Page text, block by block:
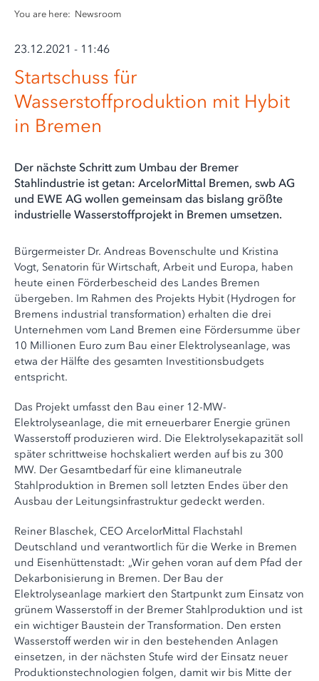
You are here: Newsroom
23.12.2021 - 11:46
Startschuss für
Wasserstoffproduktion mit Hybit
in Bremen
Der nächste Schritt zum Umbau der Bremer
Stahlindustrie ist getan: ArcelorMittal Bremen, swb AG
und EWE AG wollen gemeinsam das bislang größte
industrielle Wasserstoffprojekt in Bremen umsetzen.
Bürgermeister Dr. Andreas Bovenschulte und Kristina
Vogt, Senatorin für Wirtschaft, Arbeit und Europa, haben
heute einen Förderbescheid des Landes Bremen
übergeben. Im Rahmen des Projekts Hybit (Hydrogen for
Bremens industrial transformation) erhalten die drei
Unternehmen vom Land Bremen eine Fördersumme über
10 Millionen Euro zum Bau einer Elektrolyseanlage, was
etwa der Hälfte des gesamten Investitionsbudgets
entspricht.
Das Projekt umfasst den Bau einer 12-MW-
Elektrolyseanlage, die mit erneuerbarer Energie grünen
Wasserstoff produzieren wird. Die Elektrolysekapazität soll
später schrittweise hochskaliert werden auf bis zu 300
MW. Der Gesamtbedarf für eine klimaneutrale
Stahlproduktion in Bremen soll letzten Endes über den
Ausbau der Leitungsinfrastruktur gedeckt werden.
Reiner Blaschek, CEO ArcelorMittal Flachstahl
Deutschland und verantwortlich für die Werke in Bremen
und Eisenhüttenstadt: „Wir gehen voran auf dem Pfad der
Dekarbonisierung in Bremen. Der Bau der
Elektrolyseanlage markiert den Startpunkt zum Einsatz von
grünem Wasserstoff in der Bremer Stahlproduktion und ist
ein wichtiger Baustein der Transformation. Den ersten
Wasserstoff werden wir in den bestehenden Anlagen
einsetzen, in der nächsten Stufe wird der Einsatz neuer
Produktionstechnologien folgen, damit wir bis Mitte der